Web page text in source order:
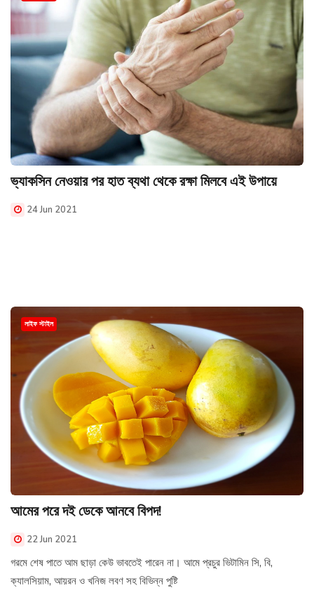
ভ্যাকসিন নেওয়ার পর হাত ব্যথা থেকে রক্ষা মিলবে এই উপায়ে
24 Jun 2021
লাইফ স্টাইল
আমের পরে দই ডেকে আনবে বিপদ!
22 Jun 2021
গরমে শেষ পাতে আম ছাড়া কেউ ভাবতেই পারেন না। আমে প্রচুর ভিটামিন সি, বি,
ক্যালসিয়াম, আয়রন ও খনিজ লবণ সহ বিভিন্ন পুষ্টি